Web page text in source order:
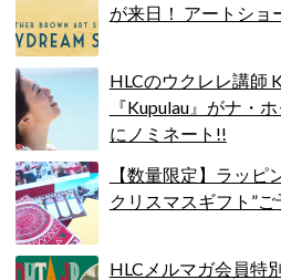
が来日！ アートショ
HLCのウクレレ講師
『Kupulau』がナ・
にノミネート!!
【数量限定】ラッピ
クリスマスギフト”ご
HLCメルマガ会員特